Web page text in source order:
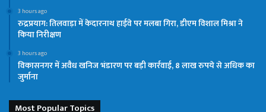
3 hours ago
रुद्रप्रयाग: तिलवाड़ा में केदारनाथ हाईवे पर मलबा गिरा, डीएम विशाल मिश्रा ने
किया निरीक्षण
3 hours ago
विकासनगर में अवैध खनिज भंडारण पर बड़ी कार्रवाई, 8 लाख रुपये से अधिक का
जुर्माना
Most Popular Topics